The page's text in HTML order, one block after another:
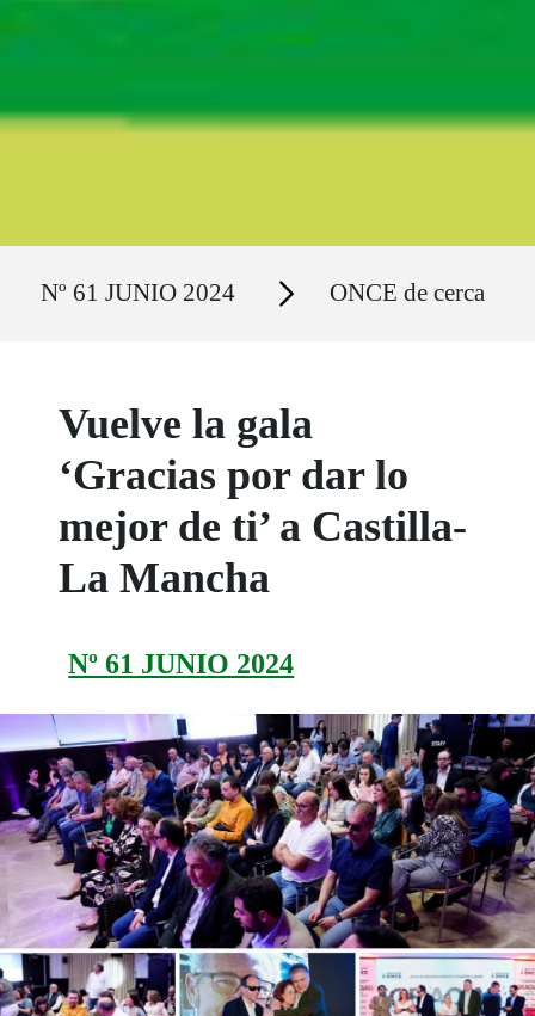
Nº 61 JUNIO 2024 Secciones ONCE de cerca
Vuelve la gala
‘Gracias por dar lo
mejor de ti’ a Castilla-
La Mancha
Nº 61 JUNIO 2024